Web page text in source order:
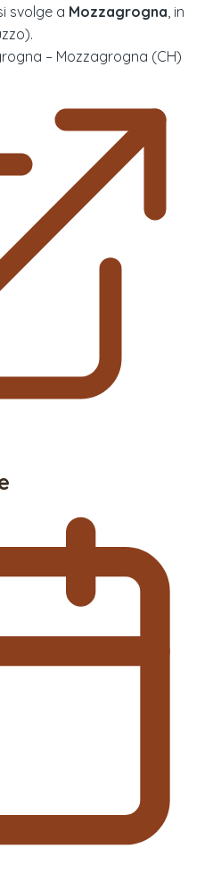
svolge a Mozzagrogna , in
).
– Mozzagrogna (CH)